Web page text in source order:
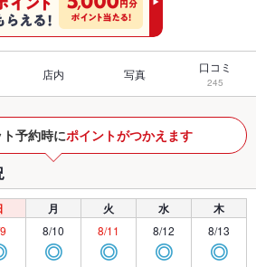
店内 写真 口コミ
245
予約時にポイントがつかえます
月 火 水 木
8/10
◎
8/11
◎
8/12
◎
8/13
◎